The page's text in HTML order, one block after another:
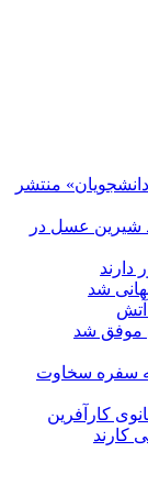
منتشر
شیرین عسل‌ در
دارند
شد
آتش
موفق شد
به سفره سخاوت
کارآفرین
کارند